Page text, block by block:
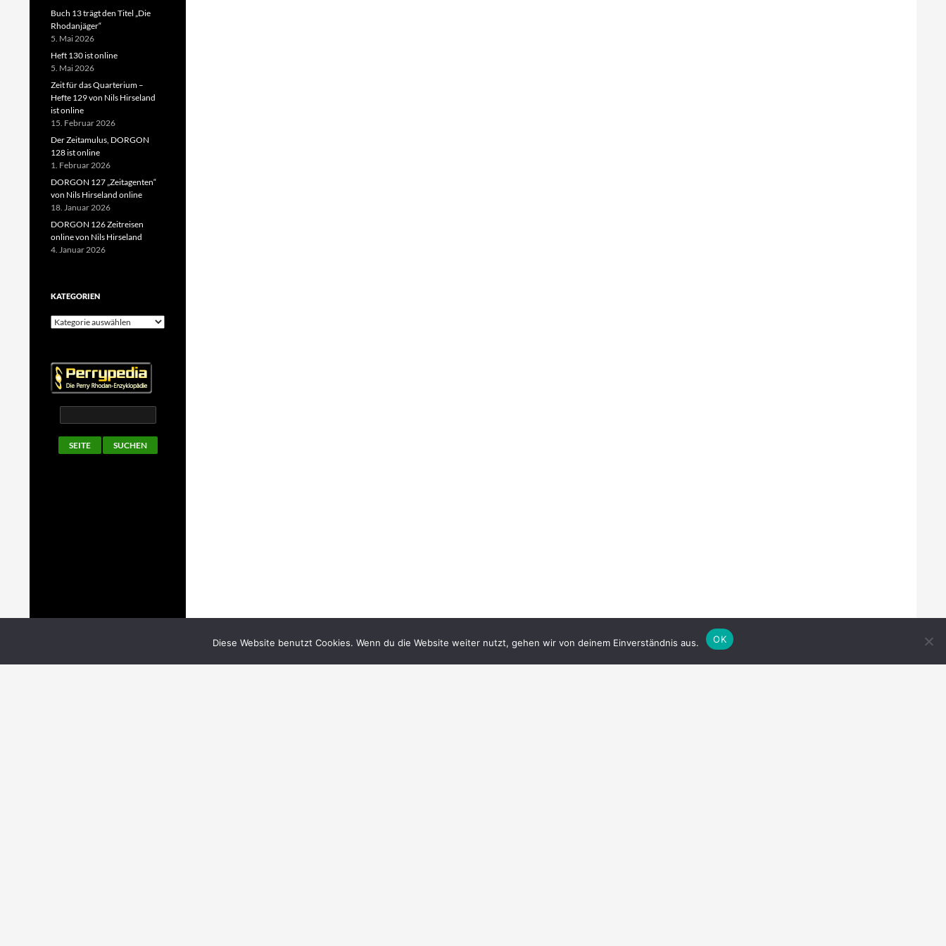
Buch 13 trägt den Titel „Die
Rhodanjäger“
5. Mai 2026
Heft 130 ist online
5. Mai 2026
Zeit für das Quarterium –
Hefte 129 von Nils Hirseland
ist online
15. Februar 2026
Der Zeitamulus, DORGON
128 ist online
1. Februar 2026
DORGON 127 „Zeitagenten“
von Nils Hirseland online
18. Januar 2026
DORGON 126 Zeitreisen
online von Nils Hirseland
4. Januar 2026
KATEGORIEN
Kategorien
Diese Website benutzt Cookies. Wenn du die Website weiter nutzt, gehen wir von deinem Einverständnis aus. OK